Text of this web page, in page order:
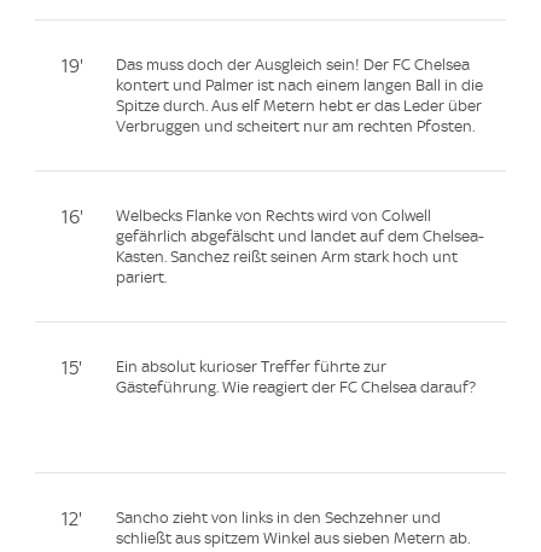
19'
Das muss doch der Ausgleich sein! Der FC Chelsea
kontert und Palmer ist nach einem langen Ball in die
Spitze durch. Aus elf Metern hebt er das Leder über
Verbruggen und scheitert nur am rechten Pfosten.
16'
Welbecks Flanke von Rechts wird von Colwell
gefährlich abgefälscht und landet auf dem Chelsea-
Kasten. Sanchez reißt seinen Arm stark hoch unt
pariert.
15'
Ein absolut kurioser Treffer führte zur
Gästeführung. Wie reagiert der FC Chelsea darauf?
12'
Sancho zieht von links in den Sechzehner und
schließt aus spitzem Winkel aus sieben Metern ab.